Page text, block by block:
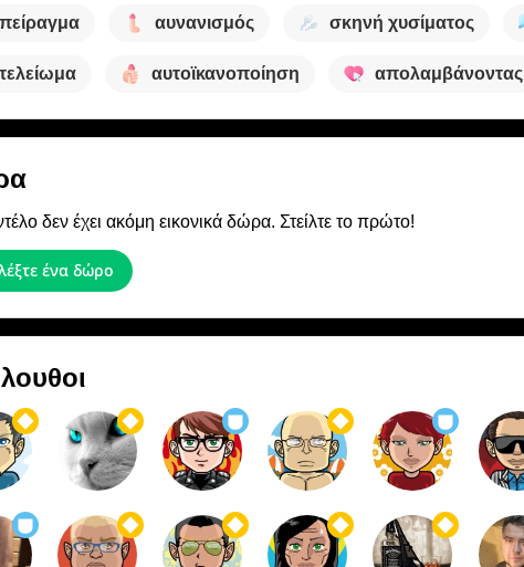
πείραγμα αυνανισμός σκηνή χυσίματος
τελείωμα αυτοϊκανοποίηση απολαμβάνοντας
δεν έχει ακόμη εικονικά δώρα. Στείλτε το πρώτο!
ένα δώρο